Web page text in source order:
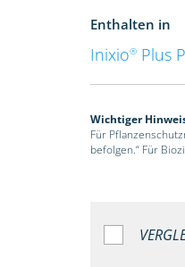
Enthalten in
Inixio® Plus
Wichtiger
Für
befolgen.“ Für